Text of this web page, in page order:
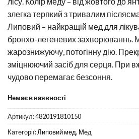
злегка терпкий з тривалим
Липовий – найкращій мед для
бронхо-легеневих захворюваннь.
жарознижуючу, потогінну дію.
зміцнюючий засіб для серця. При
чудово перемагає безсоння.
Немає в наявності
Артикул:4820191810150
Категорії:Липовий мед, Мед